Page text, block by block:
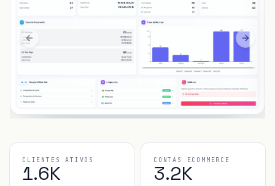
Previous slide Next
CLIENTES ATIVOS
1.6K
CONTAS ECOMMERCE
3.2K